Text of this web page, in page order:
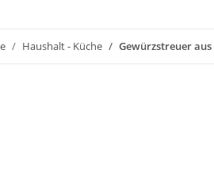
Haushalt - Küche Gewürzstreuer aus